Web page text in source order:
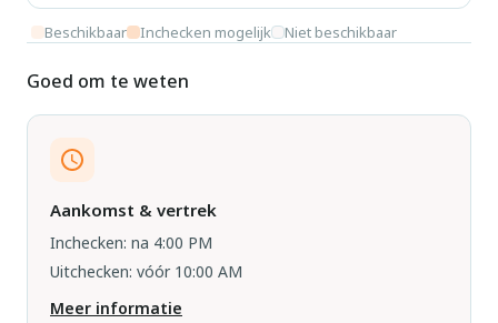
Beschikbaar Inchecken mogelijk Niet beschikbaar
Goed om te weten
Aankomst & vertrek
Inchecken: na 4:00 PM
Uitchecken: vóór 10:00 AM
Meer informatie